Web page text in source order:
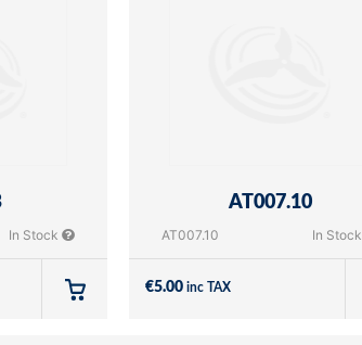
In Stock
AT007.10
AT007.10 In Stock
€5.00 inc TAX